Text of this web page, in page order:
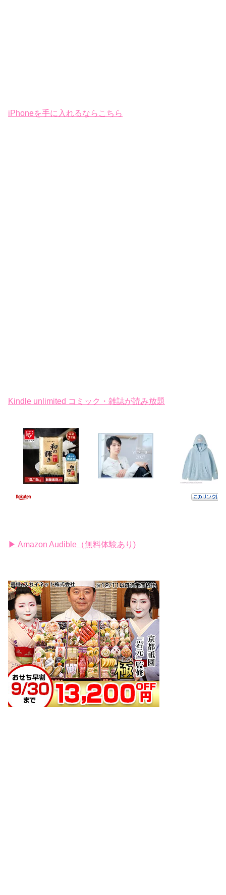
iPhoneを手に入れるならこちら
Kindle unlimited コミック・雑誌が読み放題
▶ Amazon Audible（無料体験あり)